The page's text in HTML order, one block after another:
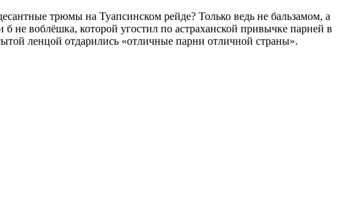
трюмы на Туапсинском рейде? Только ведь не бальзамом, а
не воблёшка, которой угостил по астраханской привычке парней в
ленцой отдарились «отличные парни отличной страны».